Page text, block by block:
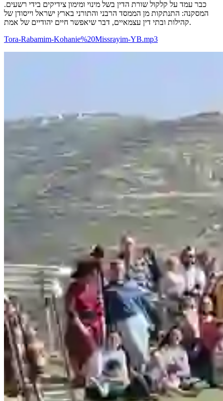
כבר עמד על קלקול שורת הדין בשל מינוי ומימון צידיקים בידי רשעים.
המסקנה: התנתקות מן הממסד הרבני והתורני בארץ ישראל וייסודן של
קהילות ובתי דין עצמאיים, דבר שיאפשר חיים יהודיים של אמת.
Tora-Rabamim-Kohanie%20Missrayim-YB.mp3